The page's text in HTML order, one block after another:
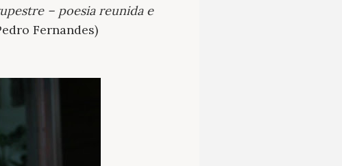
– poesia reunida e
Fernandes)